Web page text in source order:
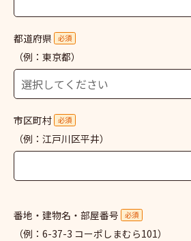
都道府県 必須
（例：東京都）
市区町村 必須
（例：江戸川区平井）
番地・建物名・部屋番号 必須
（例：6-37-3 コーポしまむら101）